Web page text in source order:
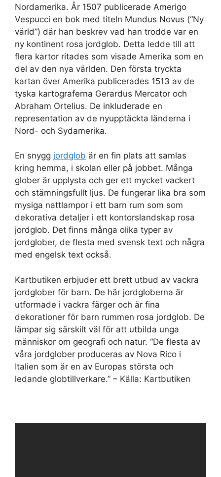
Nordamerika. År 1507 publicerade Amerigo
Vespucci en bok med titeln Mundus Novus (“Ny
värld”) där han beskrev vad han trodde var en
ny kontinent rosa jordglob. Detta ledde till att
flera kartor ritades som visade Amerika som en
del av den nya världen. Den första tryckta
kartan över Amerika publicerades 1513 av de
tyska kartograferna Gerardus Mercator och
Abraham Ortelius. De inkluderade en
representation av de nyupptäckta länderna i
Nord- och Sydamerika.
En snygg jordglob är en fin plats att samlas
kring hemma, i skolan eller på jobbet. Många
glober är upplysta och ger ett mycket vackert
och stämningsfullt ljus. De fungerar lika bra som
mysiga nattlampor i ett barn rum som som
dekorativa detaljer i ett kontorslandskap rosa
jordglob. Det finns många olika typer av
jordglober, de flesta med svensk text och några
med engelsk text också.
Kartbutiken erbjuder ett brett utbud av vackra
jordglober för barn. De här jordgloberna är
utformade i vackra färger och är fina
dekorationer för barn rummen rosa jordglob. De
lämpar sig särskilt väl för att utbilda unga
människor om geografi och natur. “De flesta av
våra jordglober produceras av Nova Rico i
Italien som är en av Europas största och
ledande globtillverkare.” – Källa: Kartbutiken